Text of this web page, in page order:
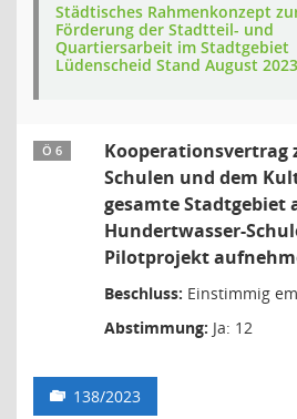
Städtisches Rahmenkonzept
Förderung der Stadtteil- und
Quartiersarbeit im Stadtgebiet
Lüdenscheid Stand August 2023
Ö 6
Kooperationsvertrag
Schulen und dem
gesamte Stadtgebiet
Hundertwasser-
Pilotprojekt
Beschluss: Einstimmig
Abstimmung: Ja: 12
138/2023